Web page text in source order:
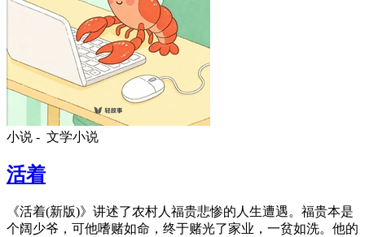
小说 - 文学小说
活着
《活着(新版)》讲述了农村人福贵悲惨的人生遭遇。福贵本是
个阔少爷，可他嗜赌如命，终于赌光了家业，一贫如洗。他的